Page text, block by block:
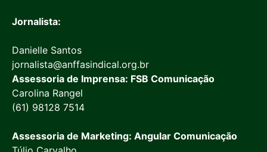
Jornalista:
Danielle Santos
jornalista@anffasindical.org.br
Assessoria de Imprensa: FSB Comunicação
Carolina Rangel
(61) 98128 7514
Assessoria de Marketing: Angular Comunicação